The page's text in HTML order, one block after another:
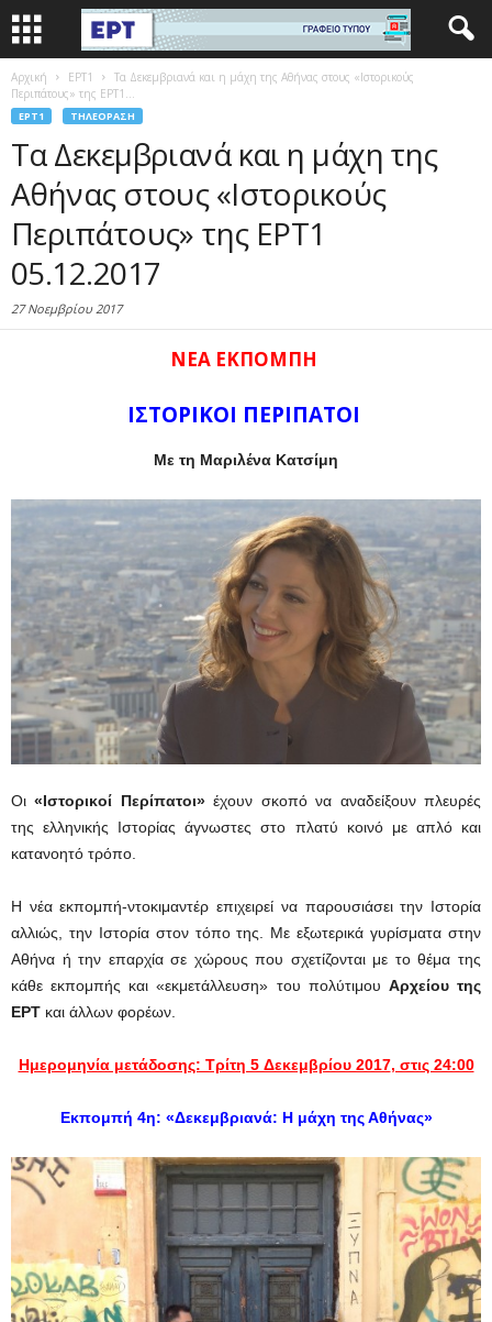
Αρχική EΡΤ1
Τα Δεκεμβριανά και η μάχη της Αθήνας στους «Ιστορικούς
Περιπάτους» της ΕΡΤ1...
EΡΤ1 ΤΗΛΕΌΡΑΣΗ
Τα Δεκεμβριανά και η μάχη της
Αθήνας στους «Ιστορικούς
Περιπάτους» της ΕΡΤ1
05.12.2017
27 Νοεμβρίου 2017
ΝΕΑ ΕΚΠΟΜΠΗ
ΙΣΤΟΡΙΚΟΙ ΠΕΡΙΠΑΤΟΙ
Με τη Μαριλένα Κατσίμη
Οι«Ιστορικοί Περίπατοι»έχουν σκοπό να αναδείξουν πλευρές
της ελληνικής Ιστορίας άγνωστες στο πλατύ κοινό με απλό και
κατανοητό τρόπο.
Η νέα εκπομπή-ντοκιμαντέρ επιχειρεί να παρουσιάσει την Ιστορία
αλλιώς, την Ιστορία στον τόπο της. Με εξωτερικά γυρίσματα στην
Αθήνα ή την επαρχία σε χώρους που σχετίζονται με το θέμα της
κάθε εκπομπής και «εκμετάλλευση» του πολύτιμου Αρχείου της
ΕΡΤ και άλλων φορέων.
Ημερομηνία μετάδοσης: Τρίτη 5 Δεκεμβρίου 2017, στις 24:00
Εκπομπή 4η: «Δεκεμβριανά: Η μάχη της Αθήνας»